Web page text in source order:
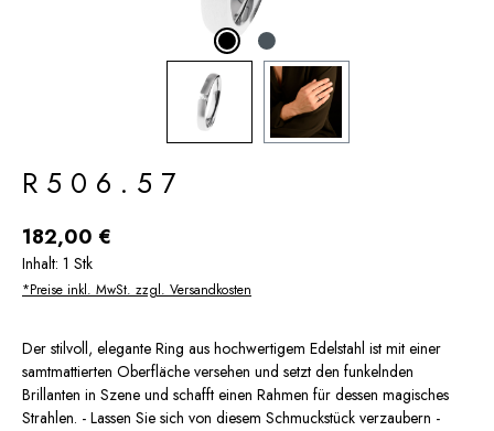
R506.57
Regulärer Preis:
182,00 €
Inhalt: 1 Stk
*Preise inkl. MwSt. zzgl. Versandkosten
Der stilvoll, elegante Ring aus hochwertigem Edelstahl ist mit einer
samtmattierten Oberfläche versehen und setzt den funkelnden
Brillanten in Szene und schafft einen Rahmen für dessen magisches
Strahlen. - Lassen Sie sich von diesem Schmuckstück verzaubern -